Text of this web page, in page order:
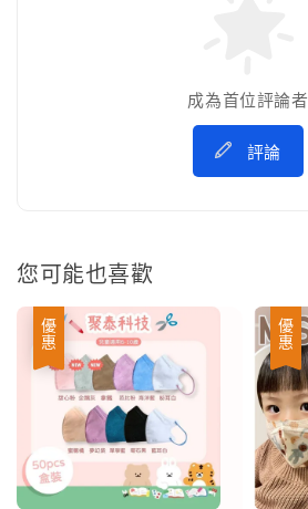
成為首位評論者
評論
您可能也喜歡
優惠 優惠